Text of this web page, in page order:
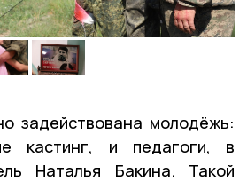
задействована молодёжь:
кастинг, и педагоги, в
Наталья Бакина. Такой